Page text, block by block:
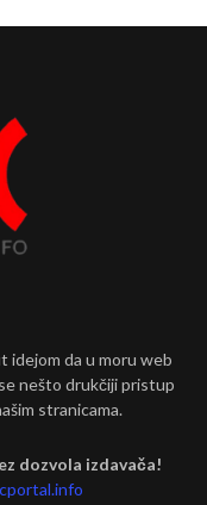
idejom da u moru web
nešto drukčiji pristup
stranicama.
dozvola izdavača!